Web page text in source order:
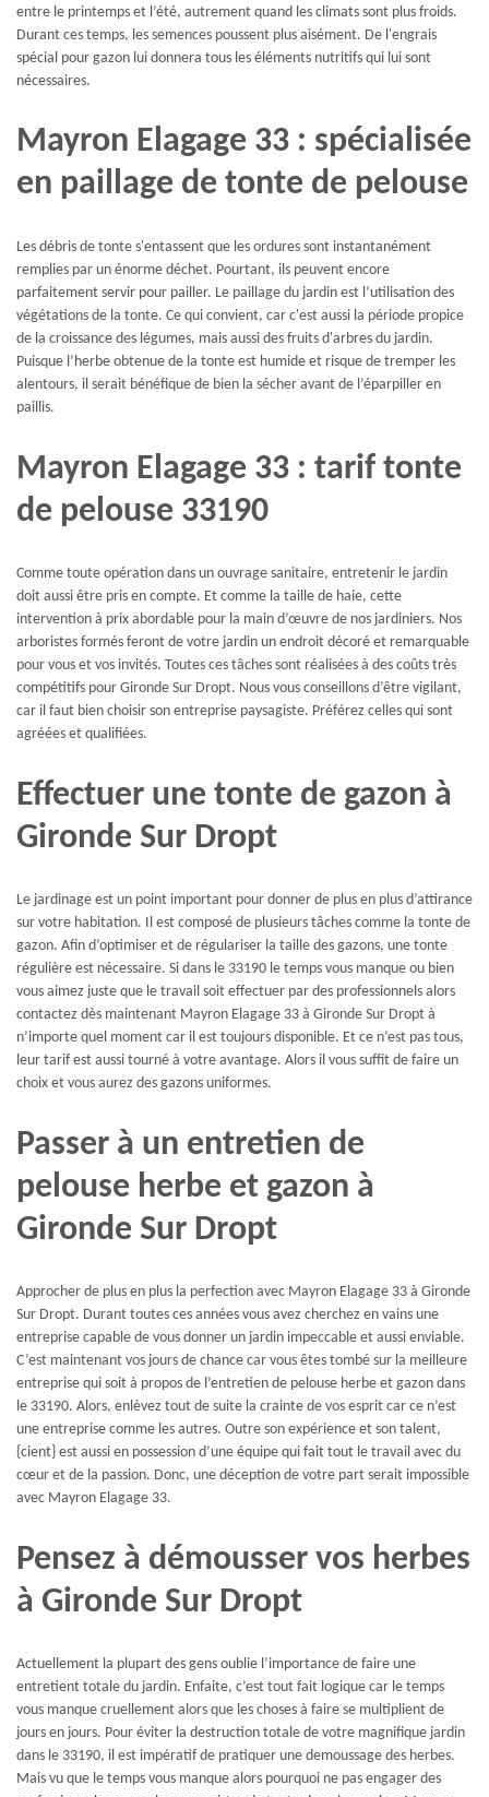
entre le printemps et l’été, autrement quand les climats sont plus froids.
Durant ces temps, les semences poussent plus aisément. De l'engrais
spécial pour gazon lui donnera tous les éléments nutritifs qui lui sont
nécessaires.
Mayron Elagage 33 : spécialisée
en paillage de tonte de pelouse
Les débris de tonte s'entassent que les ordures sont instantanément
remplies par un énorme déchet. Pourtant, ils peuvent encore
parfaitement servir pour pailler. Le paillage du jardin est l’utilisation des
végétations de la tonte. Ce qui convient, car c'est aussi la période propice
de la croissance des légumes, mais aussi des fruits d'arbres du jardin.
Puisque l’herbe obtenue de la tonte est humide et risque de tremper les
alentours, il serait bénéfique de bien la sécher avant de l’éparpiller en
paillis.
Mayron Elagage 33 : tarif tonte
de pelouse 33190
Comme toute opération dans un ouvrage sanitaire, entretenir le jardin
doit aussi être pris en compte. Et comme la taille de haie, cette
intervention à prix abordable pour la main d’œuvre de nos jardiniers. Nos
arboristes formés feront de votre jardin un endroit décoré et remarquable
pour vous et vos invités. Toutes ces tâches sont réalisées à des coûts très
compétitifs pour Gironde Sur Dropt. Nous vous conseillons d’être vigilant,
car il faut bien choisir son entreprise paysagiste. Préférez celles qui sont
agréées et qualifiées.
Effectuer une tonte de gazon à
Gironde Sur Dropt
Le jardinage est un point important pour donner de plus en plus d’attirance
sur votre habitation. Il est composé de plusieurs tâches comme la tonte de
gazon. Afin d’optimiser et de régulariser la taille des gazons, une tonte
régulière est nécessaire. Si dans le 33190 le temps vous manque ou bien
vous aimez juste que le travail soit effectuer par des professionnels alors
contactez dès maintenant Mayron Elagage 33 à Gironde Sur Dropt à
n’importe quel moment car il est toujours disponible. Et ce n’est pas tous,
leur tarif est aussi tourné à votre avantage. Alors il vous suffit de faire un
choix et vous aurez des gazons uniformes.
Passer à un entretien de
pelouse herbe et gazon à
Gironde Sur Dropt
Approcher de plus en plus la perfection avec Mayron Elagage 33 à Gironde
Sur Dropt. Durant toutes ces années vous avez cherchez en vains une
entreprise capable de vous donner un jardin impeccable et aussi enviable.
C’est maintenant vos jours de chance car vous êtes tombé sur la meilleure
entreprise qui soit à propos de l’entretien de pelouse herbe et gazon dans
le 33190. Alors, enlèvez tout de suite la crainte de vos esprit car ce n’est
une entreprise comme les autres. Outre son expérience et son talent,
{cient} est aussi en possession d’une équipe qui fait tout le travail avec du
cœur et de la passion. Donc, une déception de votre part serait impossible
avec Mayron Elagage 33.
Pensez à démousser vos herbes
à Gironde Sur Dropt
Actuellement la plupart des gens oublie l’importance de faire une
entretient totale du jardin. Enfaite, c’est tout fait logique car le temps
vous manque cruellement alors que les choses à faire se multiplient de
jours en jours. Pour éviter la destruction totale de votre magnifique jardin
dans le 33190, il est impératif de pratiquer une demoussage des herbes.
Mais vu que le temps vous manque alors pourquoi ne pas engager des